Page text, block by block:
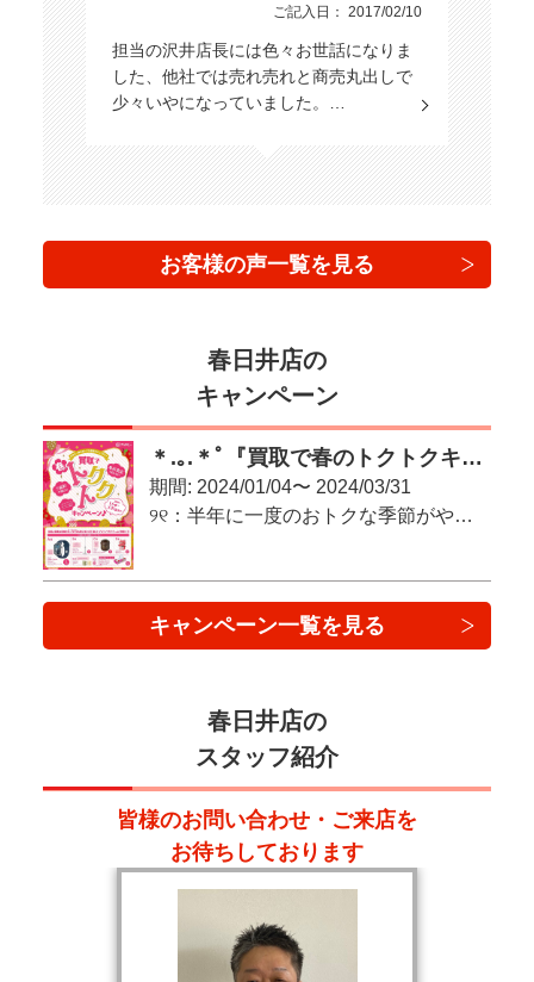
ご記入日： 2017/02/10
担当の沢井店長には色々お世話になりま
した、他社では売れ売れと商売丸出しで
少々いやになっていました。…
お客様の声一覧を見る
春日井店の
キャンペーン
＊.｡.＊ﾟ『買取で春のトクトクキャンペーン♪』＊.｡.＊ﾟ
期間: 2024/01/04〜 2024/03/31
୨୧：半年に一度のおトクな季節がやってきた！：୨୧
キャンペーン一覧を見る
春日井店の
スタッフ紹介
皆様のお問い合わせ・ご来店を
お待ちしております